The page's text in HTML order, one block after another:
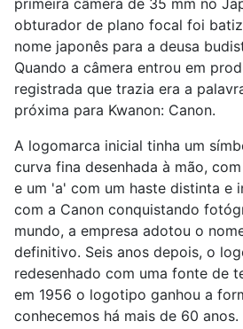
primeira câmera de 35 mm no
obturador de plano focal foi
nome japonês para a deusa
Quando a câmera entrou em
registrada que trazia era a
próxima para Kwanon: Canon.
A logomarca inicial tinha um
curva fina desenhada à mão,
e um 'a' com um haste distinta e
com a Canon conquistando
mundo, a empresa adotou o
definitivo. Seis anos depois, o
redesenhado com uma fonte de
em 1956 o logotipo ganhou a
conhecemos há mais de 60 anos.